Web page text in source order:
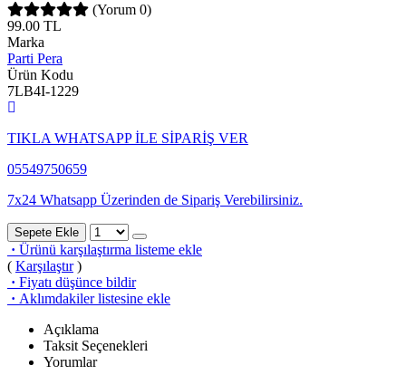
(Yorum 0)
99.00 TL
Marka
Parti Pera
Ürün Kodu
7LB4I-1229
TIKLA WHATSAPP İLE SİPARİŞ VER
05549750659
7x24 Whatsapp Üzerinden de Sipariş Verebilirsiniz.
Sepete Ekle
· Ürünü karşılaştırma listeme ekle
( Karşılaştır)
· Fiyatı düşünce bildir
· Aklımdakiler listesine ekle
Açıklama
Taksit Seçenekleri
Yorumlar